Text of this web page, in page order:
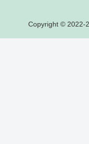
Copyright © 2022-